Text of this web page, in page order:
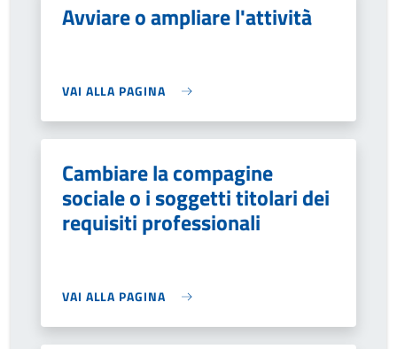
Avviare o ampliare l'attività
VAI ALLA PAGINA
Cambiare la compagine
sociale o i soggetti titolari dei
requisiti professionali
VAI ALLA PAGINA